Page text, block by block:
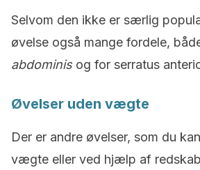
Selvom den ikke er særlig
øvelse også mange fordele,
abdominisog for serratus
Øvelser uden vægte
Der er andre øvelser, som du
vægte eller ved hjælp af